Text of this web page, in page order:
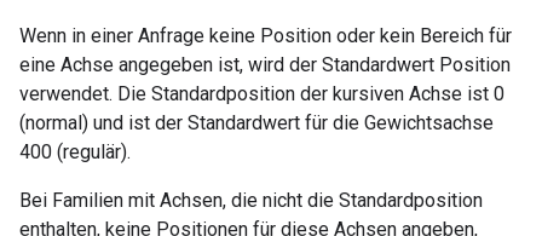
Wenn in einer Anfrage keine Position oder kein Bereich für
eine Achse angegeben ist, wird der Standardwert Position
verwendet. Die Standardposition der kursiven Achse ist 0
(normal) und ist der Standardwert für die Gewichtsachse
400 (regulär).
Bei Familien mit Achsen, die nicht die Standardposition
enthalten, keine Positionen für diese Achsen angeben,